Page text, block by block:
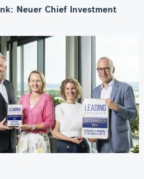
Neuer Chief Investment